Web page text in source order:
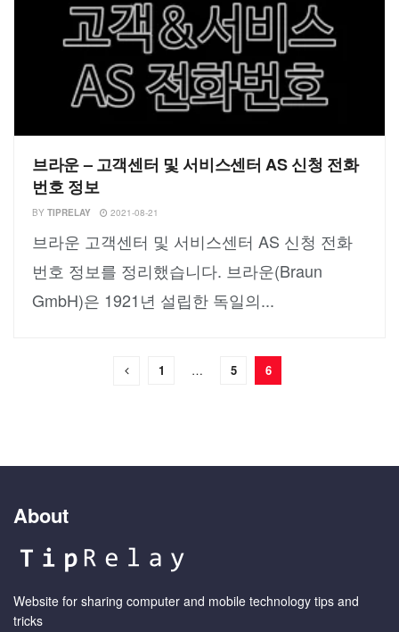
브라운 – 고객센터 및 서비스센터 AS 신청 전화
번호 정보
BY TIPRELAY 2021-08-21
브라운 고객센터 및 서비스센터 AS 신청 전화
번호 정보를 정리했습니다. 브라운(Braun
GmbH)은 1921년 설립한 독일의...
1 … 5 6
About
Website for sharing computer and mobile technology tips and
tricks